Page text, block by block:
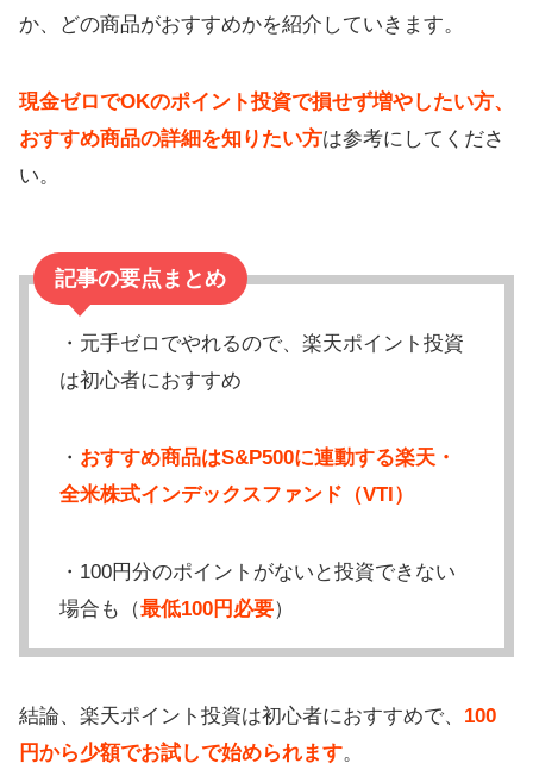
か、どの商品がおすすめかを紹介していきます。
現金ゼロでOKのポイント投資で損せず増やしたい方、
おすすめ商品の詳細を知りたい方は参考にしてくださ
い。
記事の要点まとめ
・元手ゼロでやれるので、楽天ポイント投資
は初心者におすすめ
・ おすすめ商品はS&P500に連動する楽天・
全米株式インデックスファンド（VTI）
・100円分のポイントがないと投資できない
場合も（最低100円必要）
結論、楽天ポイント投資は初心者におすすめで、 100
円から少額でお試しで始められます。